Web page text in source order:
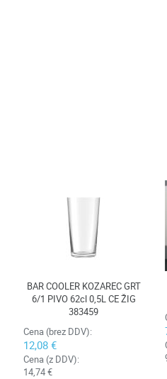
BAR COOLER KOZAREC GRT
6/1 PIVO 62cl 0,5L CE ŽIG
383459
Cena (brez DDV):
12,08 €
Cena (z DDV):
14,74 €